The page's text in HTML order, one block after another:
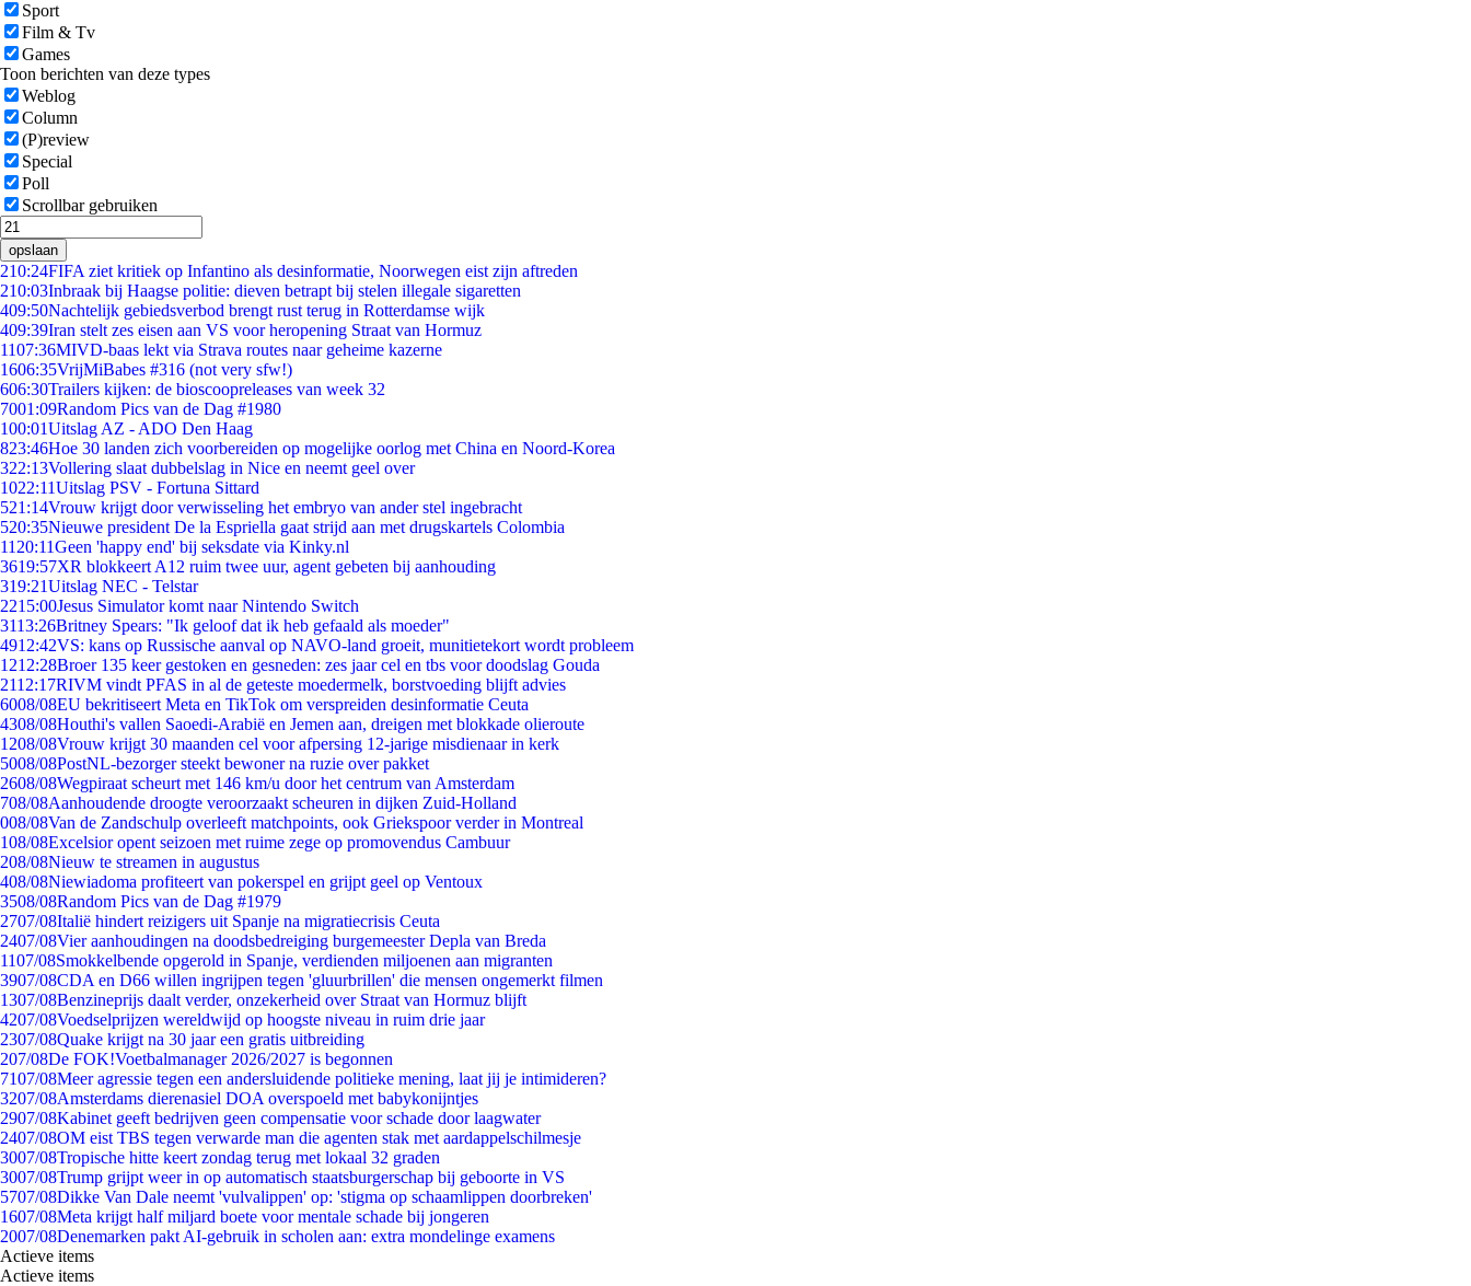
Sport
Film & Tv
Games
Toon berichten van deze types
Weblog
Column
(P)review
Special
Poll
Scrollbar gebruiken
opslaan
210:24FIFA ziet kritiek op Infantino als desinformatie, Noorwegen eist zijn aftreden
210:03Inbraak bij Haagse politie: dieven betrapt bij stelen illegale sigaretten
409:50Nachtelijk gebiedsverbod brengt rust terug in Rotterdamse wijk
409:39Iran stelt zes eisen aan VS voor heropening Straat van Hormuz
1107:36MIVD-baas lekt via Strava routes naar geheime kazerne
1606:35VrijMiBabes #316 (not very sfw!)
606:30Trailers kijken: de bioscoopreleases van week 32
7001:09Random Pics van de Dag #1980
100:01Uitslag AZ - ADO Den Haag
823:46Hoe 30 landen zich voorbereiden op mogelijke oorlog met China en Noord-Korea
322:13Vollering slaat dubbelslag in Nice en neemt geel over
1022:11Uitslag PSV - Fortuna Sittard
521:14Vrouw krijgt door verwisseling het embryo van ander stel ingebracht
520:35Nieuwe president De la Espriella gaat strijd aan met drugskartels Colombia
11 20:11Geen 'happy end' bij seksdate via Kinky.nl
3619:57XR blokkeert A12 ruim twee uur, agent gebeten bij aanhouding
319:21Uitslag NEC - Telstar
2215:00Jesus Simulator komt naar Nintendo Switch
3113:26Britney Spears: "Ik geloof dat ik heb gefaald als moeder"
4912:42VS: kans op Russische aanval op NAVO-land groeit, munitietekort wordt probleem
1212:28Broer 135 keer gestoken en gesneden: zes jaar cel en tbs voor doodslag Gouda
2112:17RIVM vindt PFAS in al de geteste moedermelk, borstvoeding blijft advies
6008/08EU bekritiseert Meta en TikTok om verspreiden desinformatie Ceuta
4308/08Houthi's vallen Saoedi-Arabië en Jemen aan, dreigen met blokkade olieroute
1208/08Vrouw krijgt 30 maanden cel voor afpersing 12-jarige misdienaar in kerk
5008/08PostNL-bezorger steekt bewoner na ruzie over pakket
2608/08Wegpiraat scheurt met 146 km/u door het centrum van Amsterdam
708/08Aanhoudende droogte veroorzaakt scheuren in dijken Zuid-Holland
008/08Van de Zandschulp overleeft matchpoints, ook Griekspoor verder in Montreal
108/08Excelsior opent seizoen met ruime zege op promovendus Cambuur
208/08Nieuw te streamen in augustus
408/08Niewiadoma profiteert van pokerspel en grijpt geel op Ventoux
3508/08Random Pics van de Dag #1979
2707/08Italië hindert reizigers uit Spanje na migratiecrisis Ceuta
2407/08Vier aanhoudingen na doodsbedreiging burgemeester Depla van Breda
1107/08Smokkelbende opgerold in Spanje, verdienden miljoenen aan migranten
3907/08CDA en D66 willen ingrijpen tegen 'gluurbrillen' die mensen ongemerkt filmen
1307/08Benzineprijs daalt verder, onzekerheid over Straat van Hormuz blijft
4207/08Voedselprijzen wereldwijd op hoogste niveau in ruim drie jaar
2307/08Quake krijgt na 30 jaar een gratis uitbreiding
207/08De FOK!Voetbalmanager 2026/2027 is begonnen
7107/08Meer agressie tegen een andersluidende politieke mening, laat jij je intimideren?
3207/08Amsterdams dierenasiel DOA overspoeld met babykonijntjes
2907/08Kabinet geeft bedrijven geen compensatie voor schade door laagwater
2407/08OM eist TBS tegen verwarde man die agenten stak met aardappelschilmesje
3007/08Tropische hitte keert zondag terug met lokaal 32 graden
3007/08Trump grijpt weer in op automatisch staatsburgerschap bij geboorte in VS
5707/08Dikke Van Dale neemt 'vulvalippen' op: 'stigma op schaamlippen doorbreken'
1607/08Meta krijgt half miljard boete voor mentale schade bij jongeren
2007/08Denemarken pakt AI-gebruik in scholen aan: extra mondelinge examens
Actieve items
Actieve items